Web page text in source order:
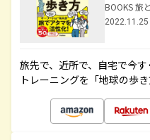
BOOKS 旅
2022.11.25
旅先で、近所で、自宅で今
トレーニングを「地球の歩